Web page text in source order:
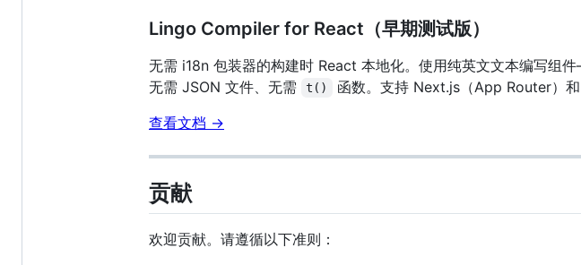
Lingo Compiler for React（早期测试版）
无需 i18n 包装器的构建时 React 本地化。使用纯英文文本编写组
无需 JSON 文件、无需
t()
函数。支持 Next.js（App Router）
查看文档 →
贡献
欢迎贡献。请遵循以下准则：